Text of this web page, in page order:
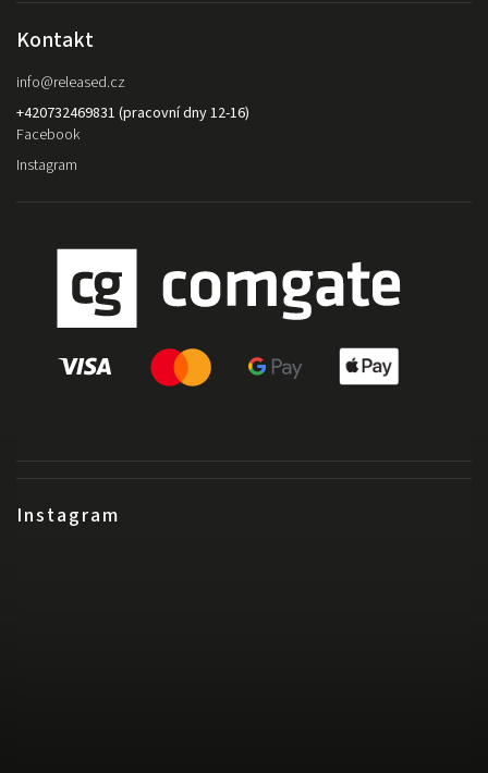
Instagram
Kontakt
info@released.cz
+420732469831 (pracovní dny 12-16)
Facebook
Instagram